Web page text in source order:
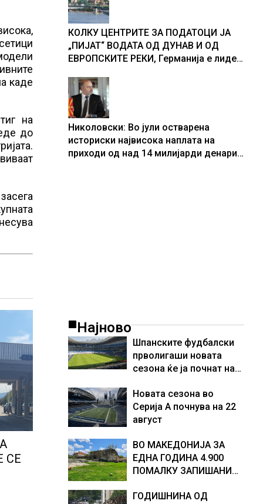
каде
на
до
СЕ
КОЛКУ ЦЕНТРИТЕ ЗА ПОДАТОЦИ ЈА
„ПИЈАТ“ ВОДАТА ОД ДУНАВ И ОД
ЕВРОПСКИТЕ РЕКИ, Германија е лидер
центри за податоци
Николовски: Во јули остварена
историски највисока наплата на
приходи од над 14 милијарди денари
Најново
Шпанските фудбалски
прволигаши новата
сезона ќе ја почнат на
Новата сезона во
Серија А почнува на 22
август
ВО МАКЕДОНИЈА ЗА
ЕДНА ГОДИНА 4.900
ПОМАЛКУ ЗАПИШАНИ
ГОДИШНИНА ОД